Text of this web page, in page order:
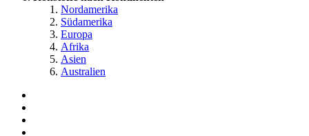
Nordamerika
Südamerika
Europa
Afrika
Asien
Australien